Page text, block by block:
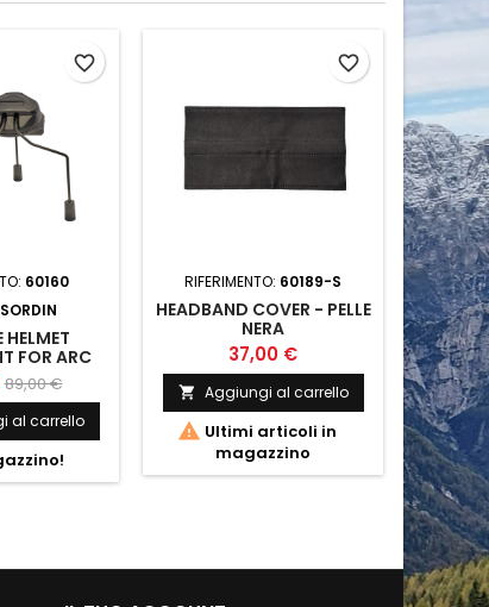
60160
SORDIN
HELMET
FOR ARC
89,00 €
al carrello
favorite_border
RIFERIMENTO: 60189-S
HEADBAND COVER - PELLE
NERA
37,00 €
 Aggiungi al carrello
 Ultimi articoli in
magazzino
favorite_border

